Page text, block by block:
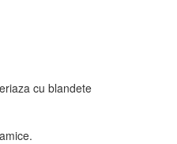
cu blandete